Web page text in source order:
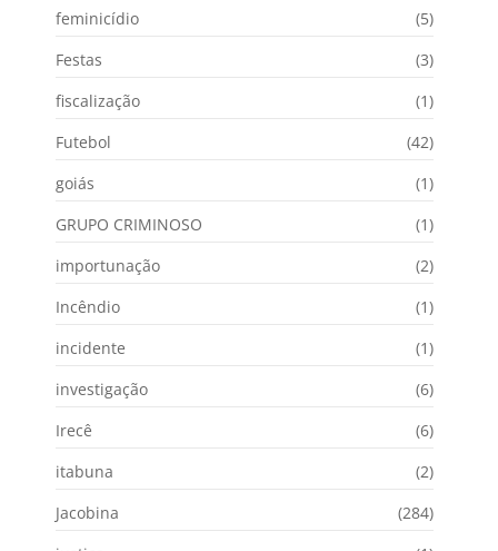
feminicídio
(5)
Festas
(3)
fiscalização
(1)
Futebol
(42)
goiás
(1)
GRUPO CRIMINOSO
(1)
importunação
(2)
Incêndio
(1)
incidente
(1)
investigação
(6)
Irecê
(6)
itabuna
(2)
Jacobina
(284)